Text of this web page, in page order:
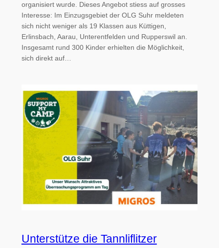
organisiert wurde. Dieses Angebot stiess auf grosses
Interesse: Im Einzugsgebiet der OLG Suhr meldeten
sich nicht weniger als 19 Klassen aus Küttigen,
Erlinsbach, Aarau, Unterentfelden und Rupperswil an.
Insgesamt rund 300 Kinder erhielten die Möglichkeit,
sich direkt auf…
Unterstütze die Tannliflitzer